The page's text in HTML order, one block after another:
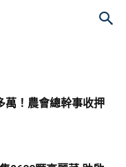
萬！農會總幹事收押